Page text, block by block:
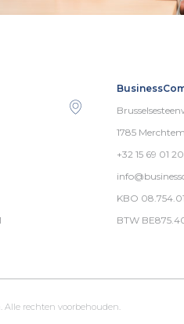
1785 Merchtem
+32 15 69 01 20
KBO
BTW
Alle rechten voorbehouden.